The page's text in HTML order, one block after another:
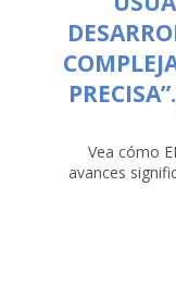
Vea cómo
avances